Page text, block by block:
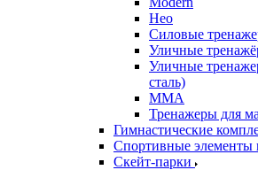
Нео
Силовые
Уличные
Уличные
сталь)
ММА
Тренажеры для
Гимнастические
Спортивные элементы
Скейт-парки